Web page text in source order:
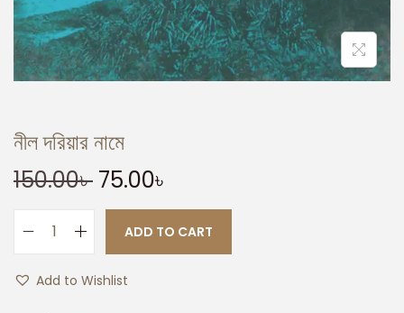
নীল দরিয়ার নামে
150.00৳ 75.00৳
ADD TO CART
Add to Wishlist